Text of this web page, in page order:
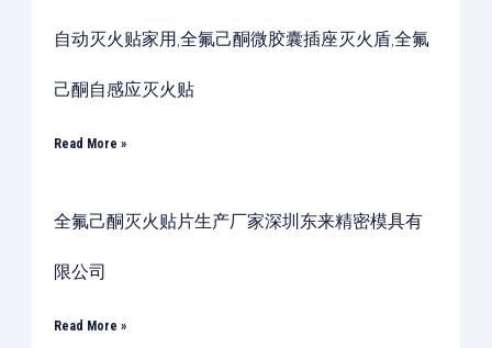
自动灭火贴家用,全氟己酮微胶囊插座灭火盾,全氟
己酮自感应灭火贴
Read More »
全氟己酮灭火贴片生产厂家深圳东来精密模具有
限公司
Read More »